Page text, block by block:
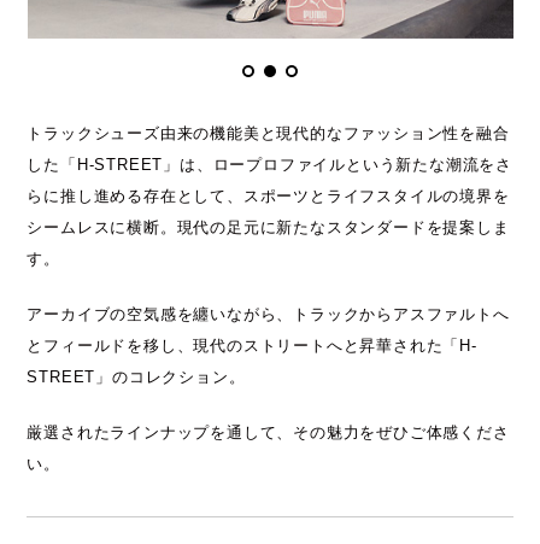
トラックシューズ由来の機能美と現代的なファッション性を融合
した「H-STREET」は、ロープロファイルという新たな潮流をさ
らに推し進める存在として、スポーツとライフスタイルの境界を
シームレスに横断。現代の足元に新たなスタンダードを提案しま
す。
アーカイブの空気感を纏いながら、トラックからアスファルトへ
とフィールドを移し、現代のストリートへと昇華された「H-
STREET」のコレクション。
厳選されたラインナップを通して、その魅力をぜひご体感くださ
い。